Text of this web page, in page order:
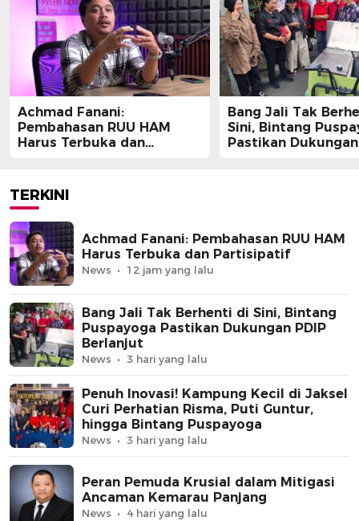
Achmad Fanani:
Pembahasan RUU HAM
Harus Terbuka dan
Bang Jali Tak
Sini, Bintang
Pastikan Dukungan
TERKINI
Achmad Fanani: Pembahasan RUU HAM
Harus Terbuka dan Partisipatif
News 12 jam yang lalu
Bang Jali Tak Berhenti di Sini, Bintang
Puspayoga Pastikan Dukungan PDIP
Berlanjut
News 3 hari yang lalu
Penuh Inovasi! Kampung Kecil di Jaksel
Curi Perhatian Risma, Puti Guntur,
hingga Bintang Puspayoga
News 3 hari yang lalu
Peran Pemuda Krusial dalam Mitigasi
Ancaman Kemarau Panjang
News 4 hari yang lalu